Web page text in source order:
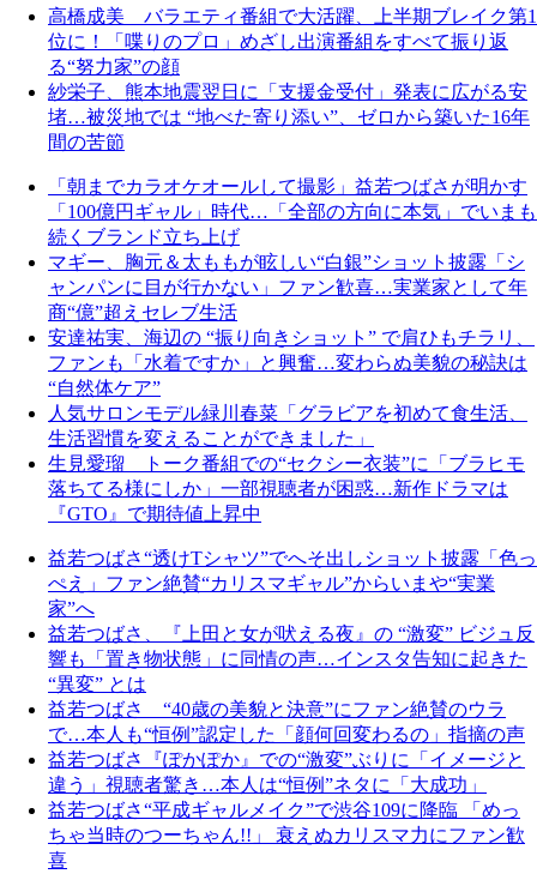
高橋成美 バラエティ番組で大活躍、上半期ブレイク第1
位に！「喋りのプロ」めざし出演番組をすべて振り返
る“努力家”の顔
紗栄子、熊本地震翌日に「支援金受付」発表に広がる安
堵…被災地では “地べた寄り添い”、ゼロから築いた16年
間の苦節
「朝までカラオケオールして撮影」益若つばさが明かす
「100億円ギャル」時代…「全部の方向に本気」でいまも
続くブランド立ち上げ
マギー、胸元＆太ももが眩しい“白銀”ショット披露「シ
ャンパンに目が行かない」ファン歓喜…実業家として年
商“億”超えセレブ生活
安達祐実、海辺の “振り向きショット” で肩ひもチラリ、
ファンも「水着ですか」と興奮…変わらぬ美貌の秘訣は
“自然体ケア”
人気サロンモデル緑川春菜「グラビアを初めて食生活、
生活習慣を変えることができました」
生見愛瑠 トーク番組での“セクシー衣装”に「ブラヒモ
落ちてる様にしか」一部視聴者が困惑…新作ドラマは
『GTO』で期待値上昇中
益若つばさ“透けTシャツ”でへそ出しショット披露「色っ
ぺえ」ファン絶賛“カリスマギャル”からいまや“実業
家”へ
益若つばさ、『上田と女が吠える夜』の “激変” ビジュ反
響も「置き物状態」に同情の声…インスタ告知に起きた
“異変” とは
益若つばさ “40歳の美貌と決意”にファン絶賛のウラ
で…本人も“恒例”認定した「顔何回変わるの」指摘の声
益若つばさ『ぽかぽか』での“激変”ぶりに「イメージと
違う」視聴者驚き…本人は“恒例”ネタに「大成功」
益若つばさ“平成ギャルメイク”で渋谷109に降臨 「めっ
ちゃ当時のつーちゃん!!」 衰えぬカリスマ力にファン歓
喜